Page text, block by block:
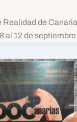
Realidad de
al 12 de septiembre